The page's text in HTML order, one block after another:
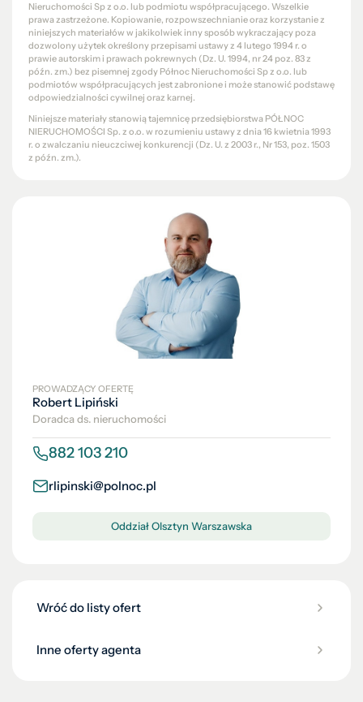
Nieruchomości Sp z o.o. lub podmiotu współpracującego. Wszelkie
prawa zastrzeżone. Kopiowanie, rozpowszechnianie oraz korzystanie z
niniejszych materiałów w jakikolwiek inny sposób wykraczający poza
dozwolony użytek określony przepisami ustawy z 4 lutego 1994 r. o
prawie autorskim i prawach pokrewnych (Dz. U. 1994, nr 24 poz. 83 z
późn. zm.) bez pisemnej zgody Północ Nieruchomości Sp z o.o. lub
podmiotów współpracujących jest zabronione i może stanowić podstawę
odpowiedzialności cywilnej oraz karnej.
Niniejsze materiały stanowią tajemnicę przedsiębiorstwa PÓŁNOC
NIERUCHOMOŚCI Sp. z o.o. w rozumieniu ustawy z dnia 16 kwietnia 1993
r. o zwalczaniu nieuczciwej konkurencji (Dz. U. z 2003 r., Nr 153, poz. 1503
z późn. zm.).
PROWADZĄCY OFERTĘ
Robert Lipiński
Doradca ds. nieruchomości
882 103 210
rlipinski@polnoc.pl
Oddział Olsztyn Warszawska
Wróć do listy ofert
Inne oferty agenta